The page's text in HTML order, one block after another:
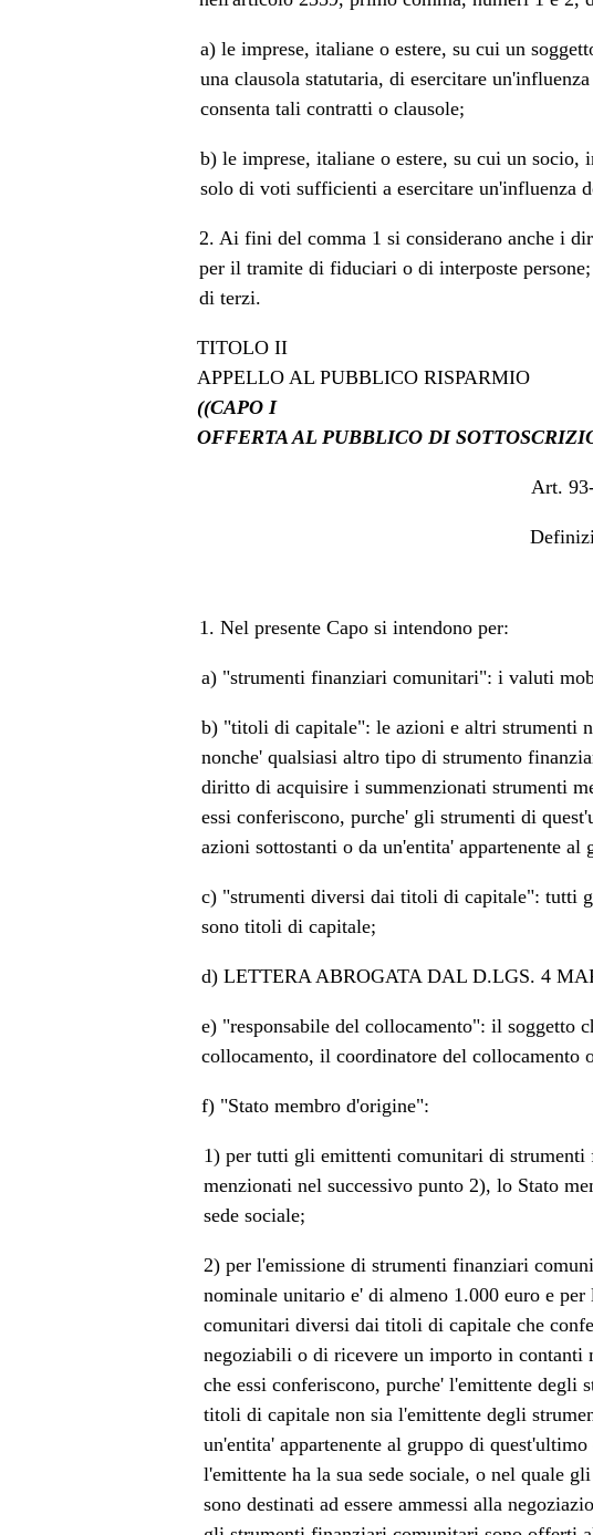
a) le imprese, italiane o estere, su cui un
una clausola statutaria, di esercitare
consenta tali contratti o clausole;
b) le imprese, italiane o estere, su cui un socio,
solo di voti sufficienti a esercitare un'influenza
2. Ai fini del comma 1 si considerano anche i
per il tramite di fiduciari o di interposte
di terzi.
TITOLO II
APPELLO AL PUBBLICO RISPARMIO
((CAPO I
OFFERTA AL PUBBLICO DI
Art.
1. Nel presente Capo si intendono per:
a) "strumenti finanziari comunitari": i valuti
b) "titoli di capitale": le azioni e altri strumenti
nonche' qualsiasi altro tipo di strumento
diritto di acquisire i summenzionati strumenti
essi conferiscono, purche' gli strumenti di
azioni sottostanti o da un'entita' appartenente al
c) "strumenti diversi dai titoli di capitale": tutti
sono titoli di capitale;
d) LETTERA ABROGATA DAL D.LGS. 4
e) "responsabile del collocamento": il soggetto
collocamento, il coordinatore del collocamento
f) "Stato membro d'origine":
1) per tutti gli emittenti comunitari di strumenti
menzionati nel successivo punto 2), lo Stato
sede sociale;
2) per l'emissione di strumenti finanziari
nominale unitario e' di almeno 1.000 euro e
comunitari diversi dai titoli di capitale che
negoziabili o di ricevere un importo in contanti
che essi conferiscono, purche' l'emittente
titoli di capitale non sia l'emittente degli
un'entita' appartenente al gruppo di
l'emittente ha la sua sede sociale, o nel quale
sono destinati ad essere ammessi alla